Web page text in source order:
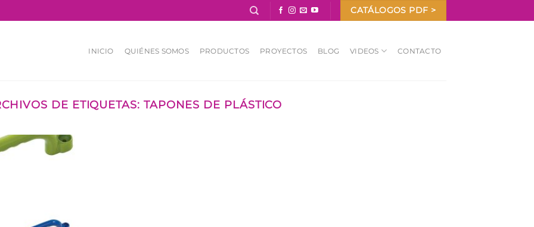
CATÁLOGOS PDF >
INICIO QUIÉNES SOMOS PRODUCTOS PROYECTOS BLOG VIDEOS CONTACTO
DE ETIQUETAS: TAPONES DE PLÁSTICO